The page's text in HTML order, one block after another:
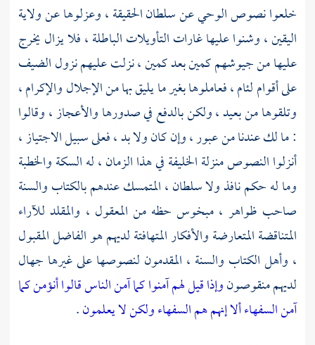
خلعوا نصوص الوحي عن سلطان الحقيقة ، وعزلوها عن ولاية
اليقين ، وشنوا عليها غارات التأويلات الباطلة ، فلا يزال يخرج
عليها من جيوشهم كمين بعد كمين ، نزلت عليهم نزول الضيف
على أقوام لئام ، فعاملوها بغير ما يليق بها من الإجلال والإكرام ،
وتلقوها من بعيد ، ولكن بالدفع في صدورها والأعجاز ، وقالوا
: ما لك عندنا من عبور ، وإن كان ولا بد ، فعلى سبيل الاجتياز ،
أنزلوا النصوص منزلة الخليفة في هذا الزمان ، له السكة والخطبة
وما له حكم نافذ ولا سلطان ، المتمسك عندهم بالكتاب والسنة
صاحب ظواهر ، مبخوس حظه من المعقول ، والمقلد للآراء
المتناقضة المتعارضة والأفكار المتهافتة لديهم هو الفاضل المقبول
، وأهل الكتاب والسنة ، المقدمون لنصوصها على غيرها جهال
لديهم منقوصونوإذا قيل لهم آمنوا كما آمن الناس قالوا أنؤمن كما
آمن السفهاء ألا إنهم هم السفهاء ولكن لا يعلمون.